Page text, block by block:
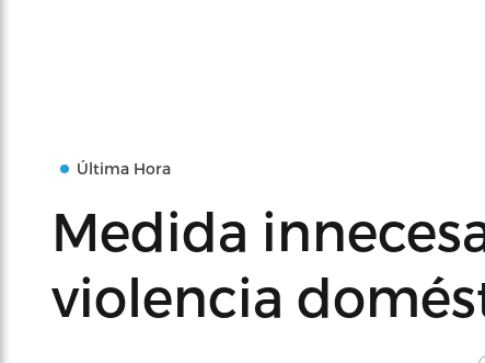
Última Hora
Medida
violencia